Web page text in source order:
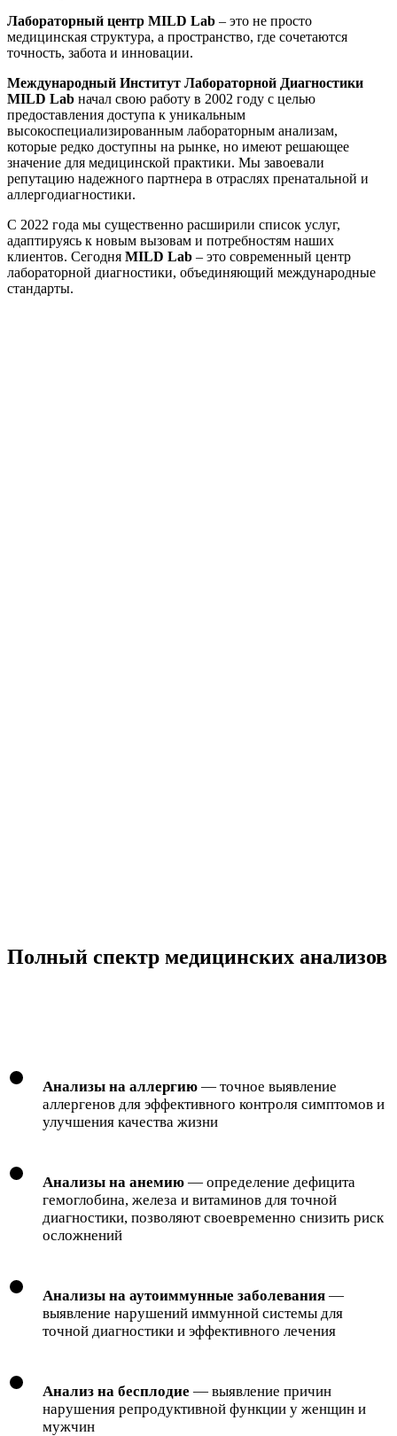
Лабораторный центр MILD Lab – это не просто
медицинская структура, а пространство, где сочетаются
точность, забота и инновации.
Международный Институт Лабораторной Диагностики
MILD Lab начал свою работу в 2002 году с целью
предоставления доступа к уникальным
высокоспециализированным лабораторным анализам,
которые редко доступны на рынке, но имеют решающее
значение для медицинской практики. Мы завоевали
репутацию надежного партнера в отраслях пренатальной и
аллергодиагностики.
С 2022 года мы существенно расширили список услуг,
адаптируясь к новым вызовам и потребностям наших
клиентов. Сегодня MILD Lab – это современный центр
лабораторной диагностики, объединяющий международные
стандарты.
Полный спектр медицинских анализов
Анализы на аллергию — точное выявление
аллергенов для эффективного контроля симптомов и
улучшения качества жизни
Анализы на анемию — определение дефицита
гемоглобина, железа и витаминов для точной
диагностики, позволяют своевременно снизить риск
осложнений
Анализы на аутоиммунные заболевания —
выявление нарушений иммунной системы для
точной диагностики и эффективного лечения
Анализ на бесплодие — выявление причин
нарушения репродуктивной функции у женщин и
мужчин